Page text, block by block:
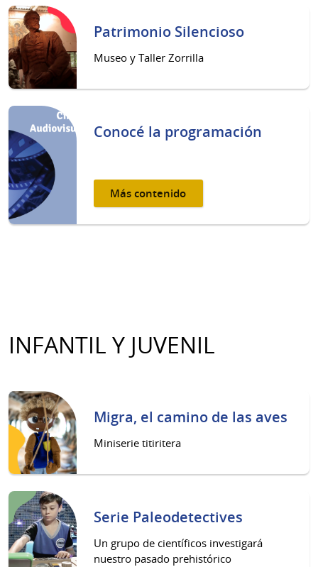
Patrimonio Silencioso
Museo y Taller Zorrilla
Conocé la programación
Más contenido
INFANTIL Y JUVENIL
Migra, el camino de las aves
Miniserie titiritera
Serie Paleodetectives
Un grupo de científicos investigará
nuestro pasado prehistórico